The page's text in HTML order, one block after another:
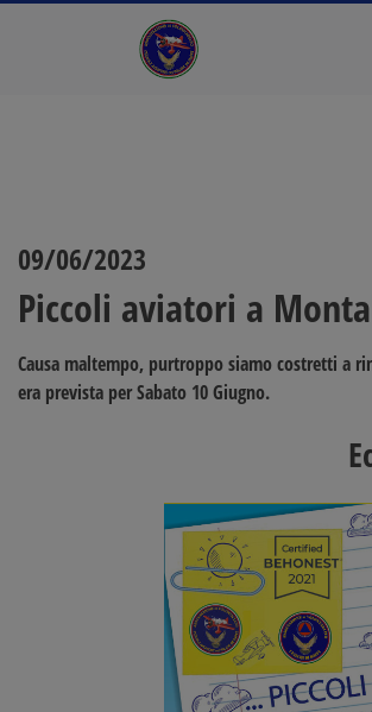
09/06/2023
Piccoli aviatori a
Causa maltempo, purtroppo siamo costretti a
era prevista per Sabato 10 Giugno.